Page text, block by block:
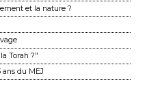
et la nature ?
Torah ?"
ans du MEJ